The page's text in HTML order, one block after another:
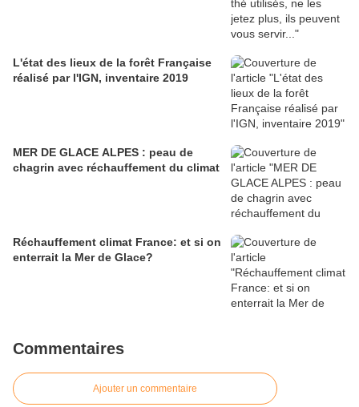
L'état des lieux de la forêt Française
réalisé par l'IGN, inventaire 2019
MER DE GLACE ALPES : peau de
chagrin avec réchauffement du climat
Réchauffement climat France: et si on
enterrait la Mer de Glace?
Commentaires
Ajouter un commentaire